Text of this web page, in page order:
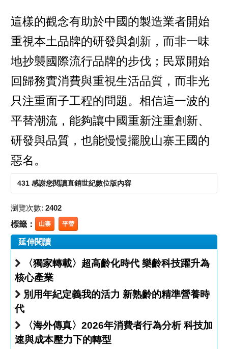
這樣的觀念有助於中國的製造業者開始
重視本土品牌的研發與創新，而非一味
地抄襲國際流行品牌的步伐；民眾開始
回歸務實消費與重視生活品質，而非光
只注重面子工程的問題。相信這一波的
平替潮流，能夠讓中國重新注重創新、
研發與品質，也能慢慢擺脫山寨王國的
惡名。
431 感謝您閱讀直銷世紀數位版內容
瀏覽次數: 2402
標籤： 山寨 平替
延伸閱讀
〈獨家轉載〉超高齡化時代 樂齡科技躍升為
核心產業
別用年紀定義我的活力 新熟齡的精準營養時
代
〈海外傳真〉2026年消費者行為分析 科技加
速與成本壓力下的轉型